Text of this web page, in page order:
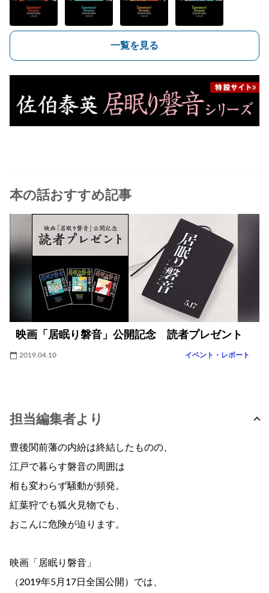
一覧を見る
本の話おすすめ記事
映画「居眠り磐音」公開記念 読者プレゼント
2019.04.10 イベント・レポート
担当編集者より
豊後関前藩の内紛は終結したものの、
江戸で暮らす磐音の周囲は
相も変わらず騒動が頻発。
紅葉狩でも狐火見物でも、
おこんに危険が迫ります。
映画「居眠り磐音」
（2019年5月17日全国公開）では、